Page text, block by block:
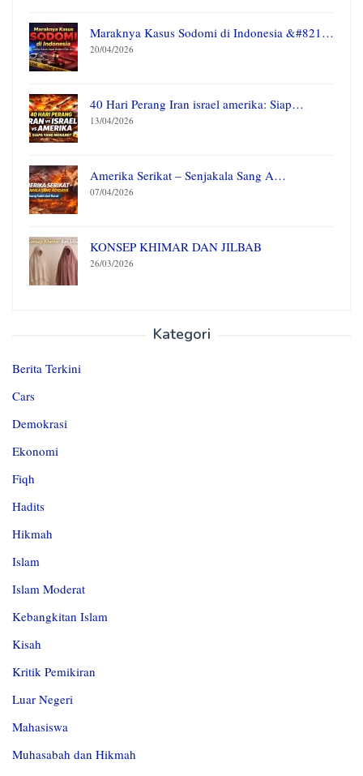
Maraknya Kasus Sodomi di Indonesia &#821…
20/04/2026
40 Hari Perang Iran israel amerika: Siap…
13/04/2026
Amerika Serikat – Senjakala Sang A…
07/04/2026
KONSEP KHIMAR DAN JILBAB
26/03/2026
Kategori
Berita Terkini
Cars
Demokrasi
Ekonomi
Fiqh
Hadits
Hikmah
Islam
Islam Moderat
Kebangkitan Islam
Kisah
Kritik Pemikiran
Luar Negeri
Mahasiswa
Muhasabah dan Hikmah